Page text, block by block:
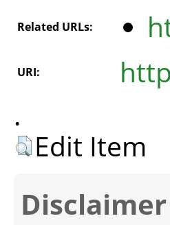
Related URLs:
URI:
.
Edit Item
Disclaimer